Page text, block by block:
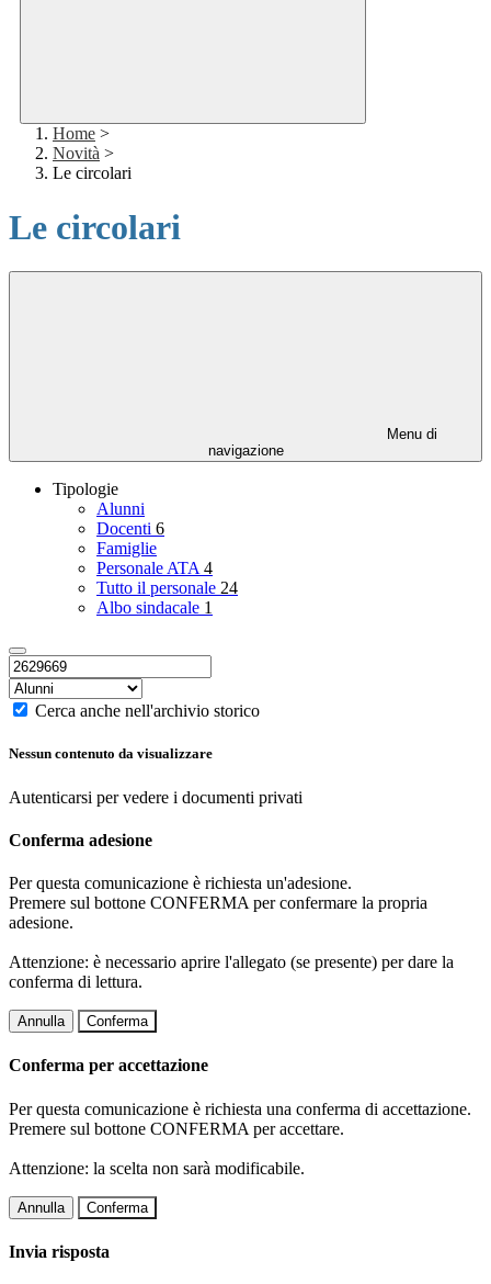
Home >
Novità >
Le circolari
Le circolari
Menu di
navigazione
Tipologie
Alunni
Docenti 6
Famiglie
Personale ATA 4
Tutto il personale 24
Albo sindacale 1
Cerca anche nell'archivio storico
Nessun contenuto da visualizzare
Autenticarsi per vedere i documenti privati
Conferma adesione
Per questa comunicazione è richiesta un'adesione.
Premere sul bottone CONFERMA per confermare la propria
adesione.
Attenzione: è necessario aprire l'allegato (se presente) per dare la
conferma di lettura.
Annulla Conferma
Conferma per accettazione
Per questa comunicazione è richiesta una conferma di accettazione.
Premere sul bottone CONFERMA per accettare.
Attenzione: la scelta non sarà modificabile.
Annulla Conferma
Invia risposta